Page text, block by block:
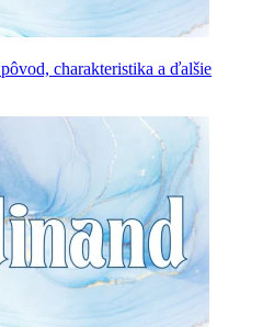
charakteristika a ďalšie